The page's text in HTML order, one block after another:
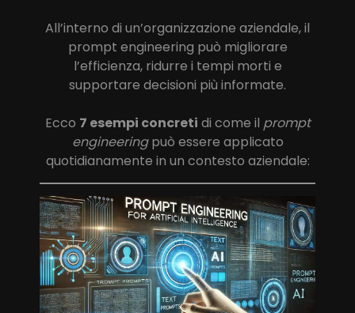
All’interno di un’organizzazione aziendale, il
prompt engineering può migliorare
l’efficienza, ridurre i tempi morti e
supportare decisioni più informate.
Ecco 7 esempi concreti di come il prompt
engineeringpuò essere applicato
quotidianamente in un contesto aziendale: